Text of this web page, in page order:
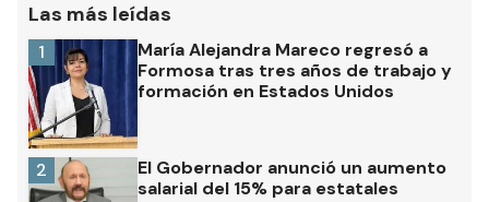
Las más leídas
María Alejandra Mareco regresó a
Formosa tras tres años de trabajo y
formación en Estados Unidos
1
El Gobernador anunció un aumento
salarial del 15% para estatales
2